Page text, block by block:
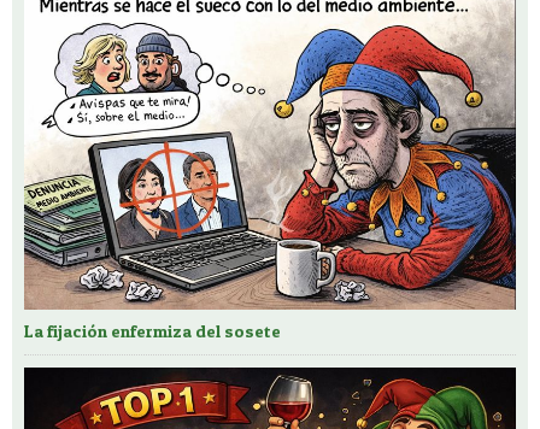
La fijación enfermiza del sosete